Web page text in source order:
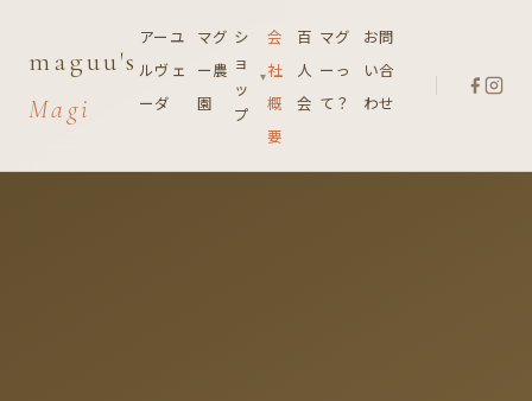
maguu's
Magi
アーユ
ルヴェ
ーダ
マグ
ー農
園
シ
ョ
ッ
プ
▾
会
社
概
要
百
人
会
マグ
ーっ
て？
お問
い合
わせ